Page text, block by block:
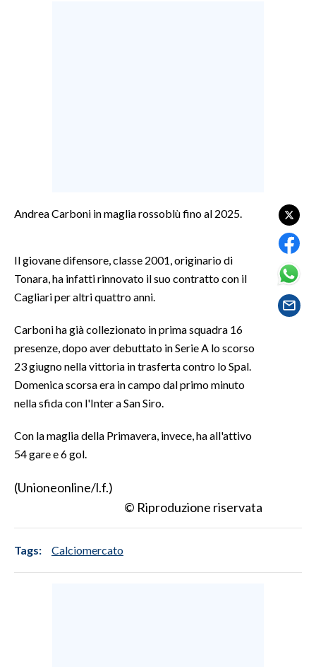
ALTRI SPORT
SPETTACOLI
SALUTE
SARDEGNA TURISMO
NOTIZIE
EVENTI
#CARAUNIONE
3 MINUTI CON
INSULARITÀ
Andrea Carboni in maglia rossoblù fino al 2025.
Il giovane difensore, classe 2001, originario di
Tonara, ha infatti rinnovato il suo contratto con il
Cagliari per altri quattro anni.
Carboni ha già collezionato in prima squadra 16
presenze, dopo aver debuttato in Serie A lo scorso
23 giugno nella vittoria in trasferta contro lo Spal.
Domenica scorsa era in campo dal primo minuto
nella sfida con l'Inter a San Siro.
Con la maglia della Primavera, invece, ha all'attivo
54 gare e 6 gol.
(Unioneonline/l.f.)
© Riproduzione riservata
Tags: Calciomercato